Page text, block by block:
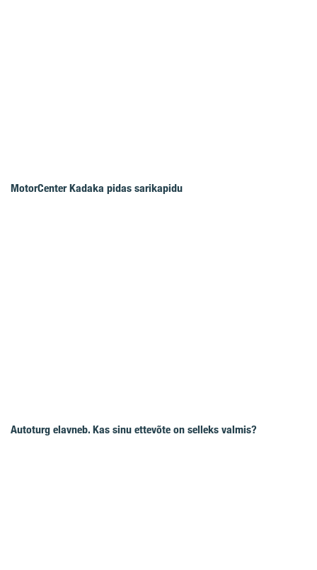
MotorCenter Kadaka pidas sarikapidu
Autoturg elavneb. Kas sinu ettevõte on selleks valmis?